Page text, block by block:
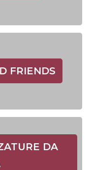
FRIENDS
DA